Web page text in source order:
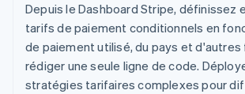
Depuis le Dashboard Stripe, définissez
tarifs de paiement conditionnels en
de paiement utilisé, du pays et d'autres
rédiger une seule ligne de code.
stratégies tarifaires complexes pour